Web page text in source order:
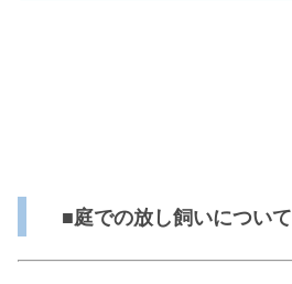
■庭での放し飼いについて